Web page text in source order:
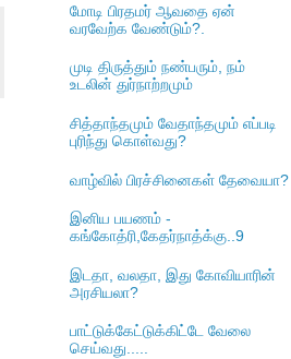
மோடி பிரதமர் ஆவதை ஏன்
வரவேற்க வேண்டும்?.
முடி திருத்தும் நண்பரும், நம்
உடலின் துர்நாற்றமும்
சித்தாந்தமும் வேதாந்தமும் எப்படி
புரிந்து கொள்வது?
வாழ்வில் பிரச்சினைகள் தேவையா?
இனிய பயணம் -
கங்கோத்ரி,கேதர்நாத்க்கு..9
இடதா, வலதா, இது கோவியாரின்
அரசியலா?
பாட்டுக்கேட்டுக்கிட்டே வேலை
செய்வது.....